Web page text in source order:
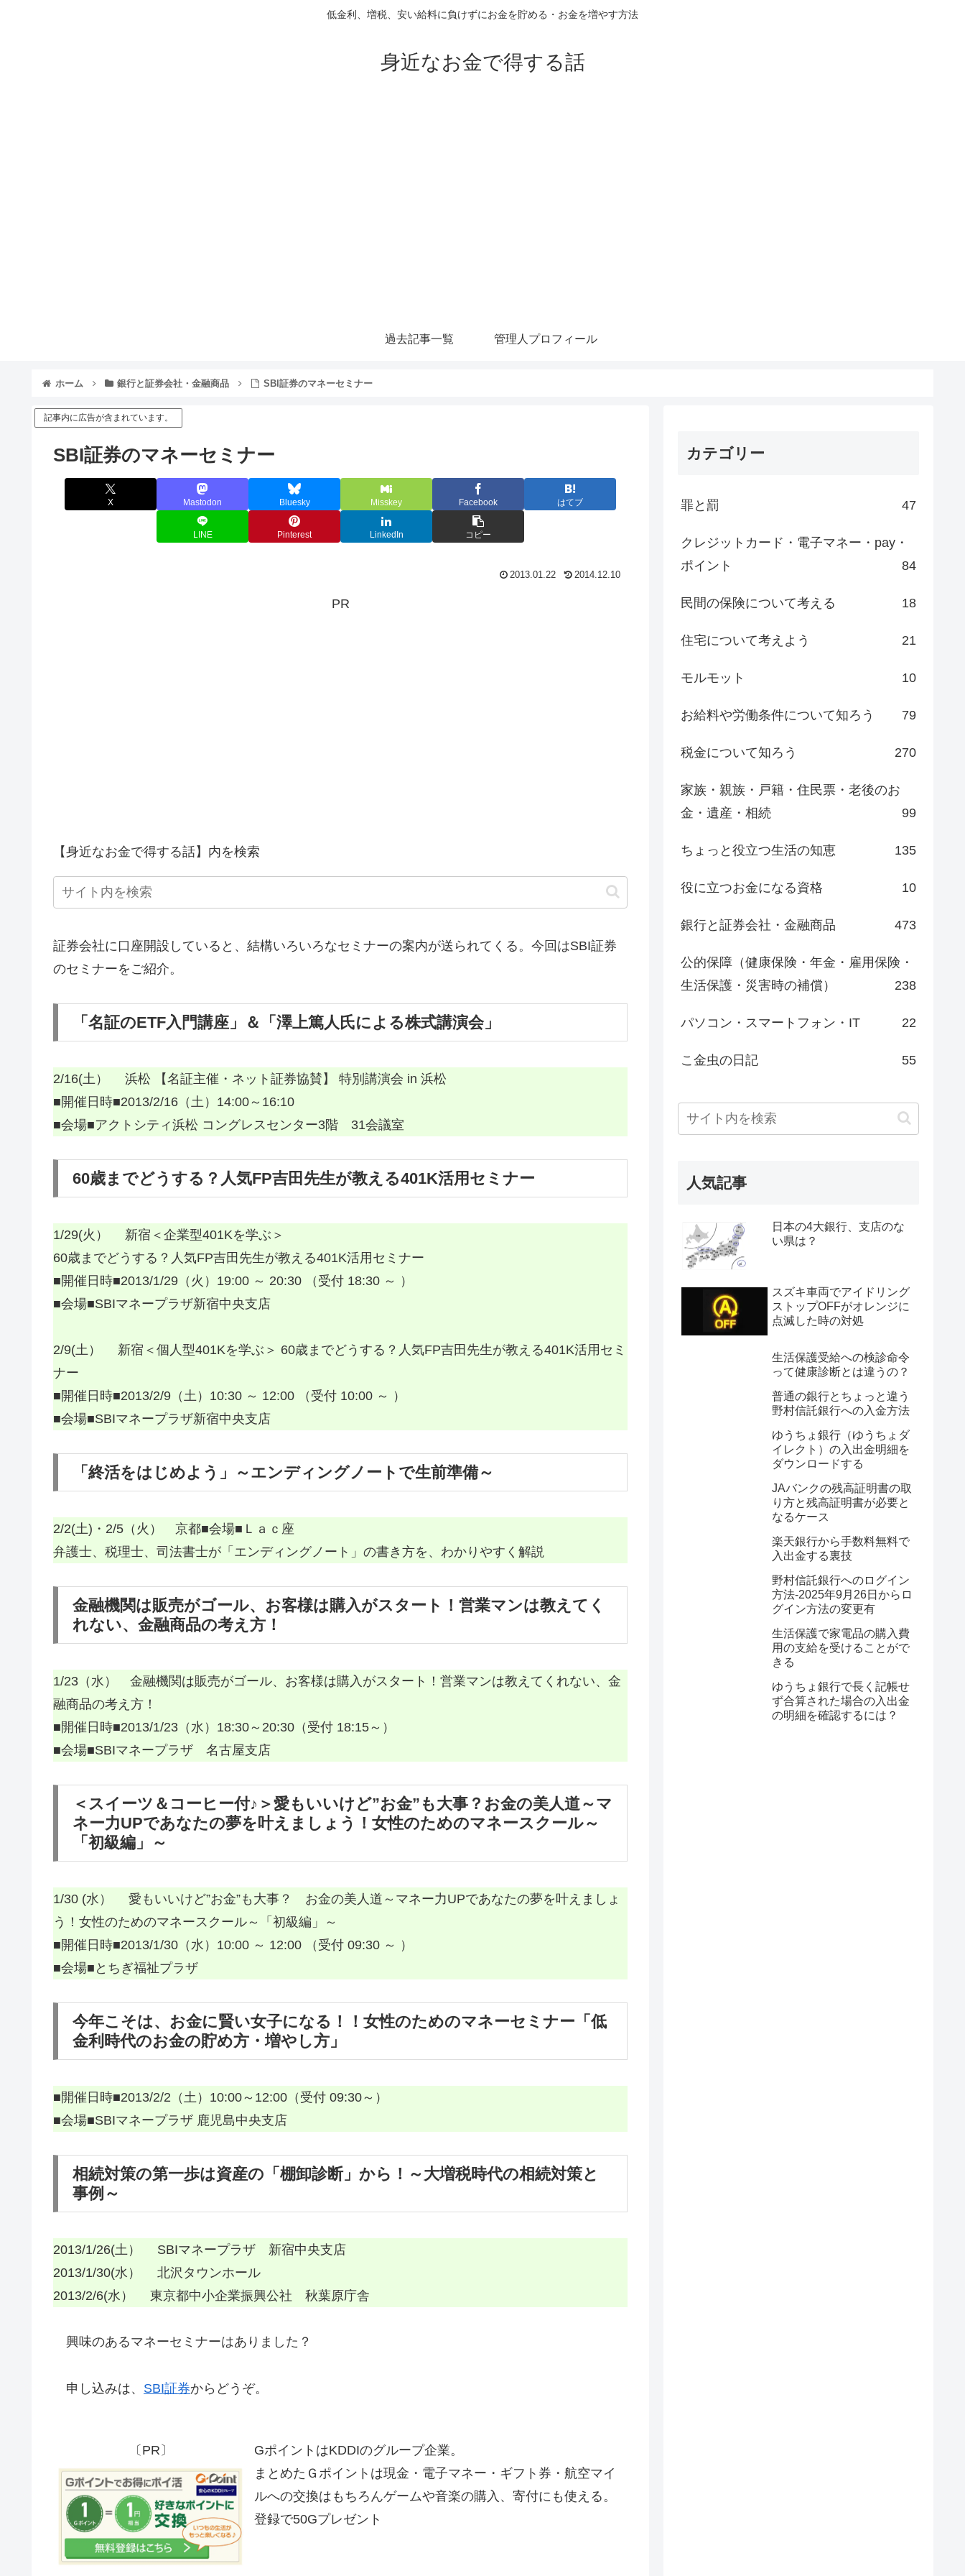
低金利、増税、安い給料に負けずにお金を貯める・お金を増やす方法
身近なお金で得する話
過去記事一覧 管理人プロフィール
ホーム 銀行と証券会社・金融商品 SBI証券のマネーセミナー
記事内に広告が含まれています。
SBI証券のマネーセミナー
X Mastodon Bluesky Misskey Facebook はてブ
LINE Pinterest LinkedIn コピー
2013.01.22 2014.12.10
PR
【身近なお金で得する話】内を検索
証券会社に口座開設していると、結構いろいろなセミナーの案内が送られてくる。今回はSBI証券
のセミナーをご紹介。
「名証のETF入門講座」＆「澤上篤人氏による株式講演会」
2/16(土） 浜松 【名証主催・ネット証券協賛】 特別講演会 in 浜松
■開催日時■2013/2/16（土）14:00～16:10
■会場■アクトシティ浜松 コングレスセンター3階 31会議室
60歳までどうする？人気FP吉田先生が教える401K活用セミナー
1/29(火） 新宿＜企業型401Kを学ぶ＞
60歳までどうする？人気FP吉田先生が教える401K活用セミナー
■開催日時■2013/1/29（火）19:00 ～ 20:30 （受付 18:30 ～ ）
■会場■SBIマネープラザ新宿中央支店
2/9(土） 新宿＜個人型401Kを学ぶ＞ 60歳までどうする？人気FP吉田先生が教える401K活用セミ
ナー
■開催日時■2013/2/9（土）10:30 ～ 12:00 （受付 10:00 ～ ）
■会場■SBIマネープラザ新宿中央支店
「終活をはじめよう」～エンディングノートで生前準備～
2/2(土)・2/5（火） 京都■会場■Ｌａｃ座
弁護士、税理士、司法書士が「エンディングノート」の書き方を、わかりやすく解説
金融機関は販売がゴール、お客様は購入がスタート！営業マンは教えてく
れない、金融商品の考え方！
1/23（水） 金融機関は販売がゴール、お客様は購入がスタート！営業マンは教えてくれない、金
融商品の考え方！
■開催日時■2013/1/23（水）18:30～20:30（受付 18:15～）
■会場■SBIマネープラザ 名古屋支店
＜スイーツ＆コーヒー付♪＞愛もいいけど”お金”も大事？お金の美人道～マ
ネー力UPであなたの夢を叶えましょう！女性のためのマネースクール～
「初級編」～
1/30 (水） 愛もいいけど”お金”も大事？ お金の美人道～マネー力UPであなたの夢を叶えましょ
う！女性のためのマネースクール～「初級編」～
■開催日時■2013/1/30（水）10:00 ～ 12:00 （受付 09:30 ～ ）
■会場■とちぎ福祉プラザ
今年こそは、お金に賢い女子になる！！女性のためのマネーセミナー「低
金利時代のお金の貯め方・増やし方」
■開催日時■2013/2/2（土）10:00～12:00（受付 09:30～）
■会場■SBIマネープラザ 鹿児島中央支店
相続対策の第一歩は資産の「棚卸診断」から！～大増税時代の相続対策と
事例～
2013/1/26(土） SBIマネープラザ 新宿中央支店
2013/1/30(水） 北沢タウンホール
2013/2/6(水） 東京都中小企業振興公社 秋葉原庁舎
興味のあるマネーセミナーはありました？
申し込みは、 SBI証券からどうぞ。
〔PR〕
GポイントはKDDIのグループ企業。
まとめたＧポイントは現金・電子マネー・ギフト券・航空マイ
ルへの交換はもちろんゲームや音楽の購入、寄付にも使える。
登録で50Gプレゼント
カテゴリー
罪と罰 47
クレジットカード・電子マネー・pay・
ポイント
84
民間の保険について考える 18
住宅について考えよう 21
モルモット 10
お給料や労働条件について知ろう 79
税金について知ろう 270
家族・親族・戸籍・住民票・老後のお
金・遺産・相続
99
ちょっと役立つ生活の知恵 135
役に立つお金になる資格 10
銀行と証券会社・金融商品 473
公的保障（健康保険・年金・雇用保険・
生活保護・災害時の補償）
238
パソコン・スマートフォン・IT 22
こ金虫の日記 55
人気記事
日本の4大銀行、支店のな
い県は？
スズキ車両でアイドリング
ストップOFFがオレンジに
点滅した時の対処
生活保護受給への検診命令
って健康診断とは違うの？
普通の銀行とちょっと違う
野村信託銀行への入金方法
ゆうちょ銀行（ゆうちょダ
イレクト）の入出金明細を
ダウンロードする
JAバンクの残高証明書の取
り方と残高証明書が必要と
なるケース
楽天銀行から手数料無料で
入出金する裏技
野村信託銀行へのログイン
方法-2025年9月26日からロ
グイン方法の変更有
生活保護で家電品の購入費
用の支給を受けることがで
きる
ゆうちょ銀行で長く記帳せ
ず合算された場合の入出金
の明細を確認するには？